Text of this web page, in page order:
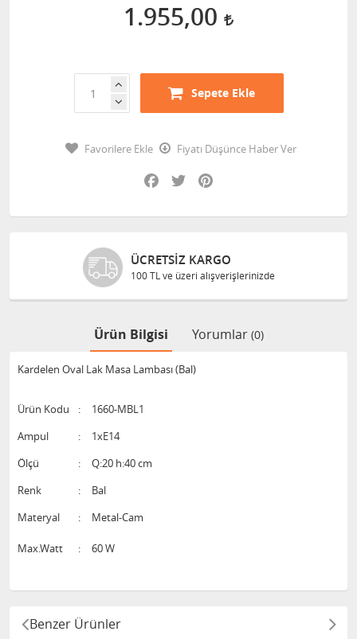
1.955,00
Sepete Ekle
Favorilere Ekle
Fiyatı Düşünce Haber Ver
Facebook
Twitter
ÜCRETSIZ KARGO
100 TL ve üzeri alışverişlerinizde
Ürün Bilgisi Yorumlar (0)
Kardelen Oval Lak Masa Lambası (Bal)
Ürün Kodu :
1660-MBL1
Ampul
:
1xE14
Ölçü
:
Q:20 h:40 cm
Renk
:
Bal
Materyal
: Metal-Cam
Max.Watt : 60 W
Benzer Ürünler